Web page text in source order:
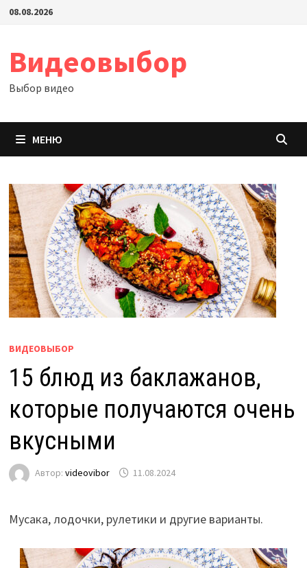
Перейти
08.08.2026
Видеовыбор
Выбор видео
МЕНЮ
ВИДЕОВЫБОР
15 блюд из баклажанов,
которые получаются очень
вкусными
Автор: videovibor 11.08.2024
Мусака, лодочки, рулетики и другие варианты.